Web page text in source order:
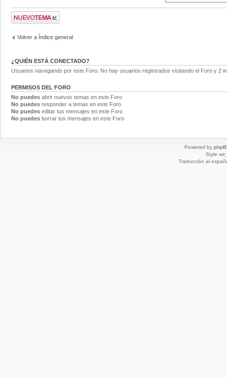
Volver a Índice general
¿QUIÉN ESTÁ CONECTADO?
Usuarios navegando por este Foro: No hay usuarios registrados visitando el Foro y 2
PERMISOS DEL FORO
No puedes abrir nuevos temas en este Foro
No puedes responder a temas en este Foro
No puedes editar tus mensajes en este Foro
No puedes borrar tus mensajes en este Foro
Powered by
Style
Traducción al